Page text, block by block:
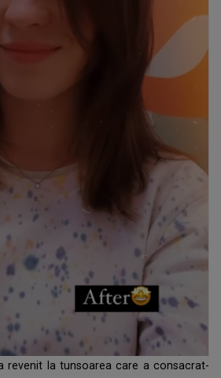
revenit la tunsoarea care a consacrat-